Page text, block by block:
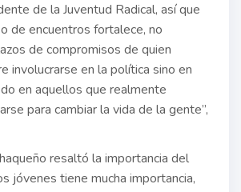
de la Juventud Radical, así que
de encuentros fortalece, no
de compromisos de quien
involucrarse en la política sino en
en aquellos que realmente
para cambiar la vida de la gente”,
resaltó la importancia del
jóvenes tiene mucha importancia,